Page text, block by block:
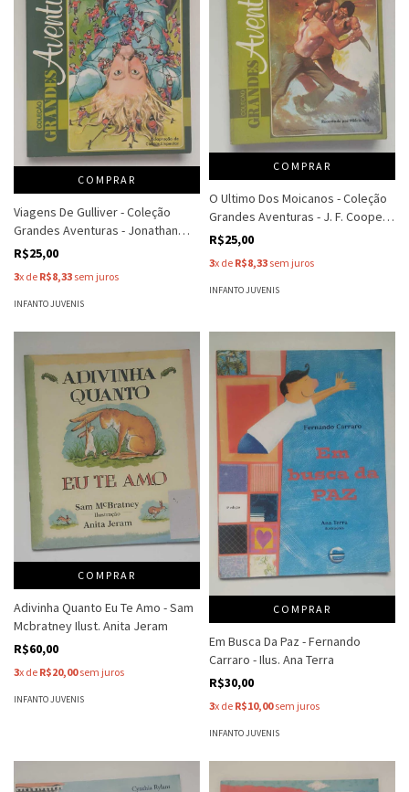
COMPRAR
Viagens De Gulliver - Coleção
Grandes Aventuras - Jonathan
Swift - Adap. Clarice Lispec
R$25,00
3x de R$8,33 sem juros
INFANTO JUVENIS
COMPRAR
O Ultimo Dos Moicanos - Coleção
Grandes Aventuras - J. F. Cooper -
Recontada Miecio Tati
R$25,00
3x de R$8,33 sem juros
INFANTO JUVENIS
COMPRAR
Adivinha Quanto Eu Te Amo - Sam
Mcbratney Ilust. Anita Jeram
R$60,00
3x de R$20,00sem juros
INFANTO JUVENIS
COMPRAR
Em Busca Da Paz - Fernando
Carraro - Ilus. Ana Terra
R$30,00
3x de R$10,00sem juros
INFANTO JUVENIS